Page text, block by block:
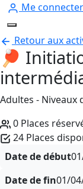
Me connecter
Retour aux
🏓
Adultes - Niveaux
0 Places
24 Places
Date de début
Date de fin01/